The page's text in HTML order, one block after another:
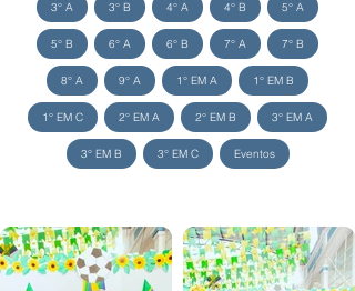
3° A 3° B 4° A 4° B 5° A
5° B 6° A 6° B 7° A 7° B
8° A 9° A 1° EM A 1° EM B
1° EM C 2° EM A 2° EM B 3° EM A
3° EM B 3° EM C Eventos